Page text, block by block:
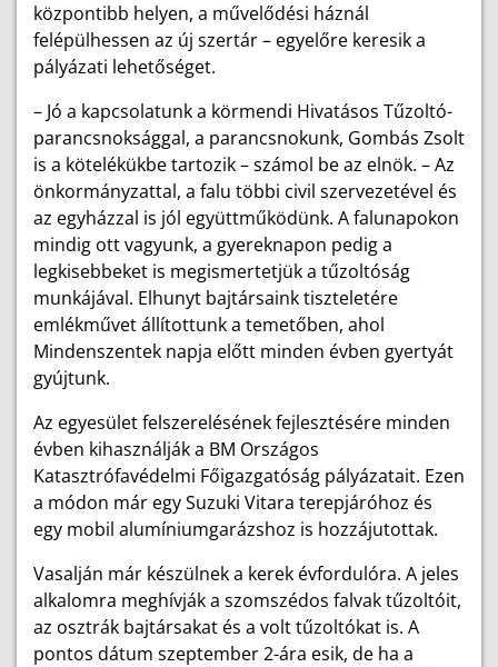
központibb helyen, a művelődési háznál
felépülhessen az új szertár – egyelőre keresik a
pályázati lehetőséget.
– Jó a kapcsolatunk a körmendi Hivatásos Tűzoltó-
parancsnoksággal, a parancsnokunk, Gombás Zsolt
is a kötelékükbe tartozik – számol be az elnök. – Az
önkormányzattal, a falu többi civil szervezetével és
az egyházzal is jól együttműködünk. A falunapokon
mindig ott vagyunk, a gyereknapon pedig a
legkisebbeket is megismertetjük a tűzoltóság
munkájával. Elhunyt bajtársaink tiszteletére
emlékművet állítottunk a temetőben, ahol
Mindenszentek napja előtt minden évben gyertyát
gyújtunk.
Az egyesület felszerelésének fejlesztésére minden
évben kihasználják a BM Országos
Katasztrófavédelmi Főigazgatóság pályázatait. Ezen
a módon már egy Suzuki Vitara terepjáróhoz és
egy mobil alumíniumgarázshoz is hozzájutottak.
Vasalján már készülnek a kerek évfordulóra. A jeles
alkalomra meghívják a szomszédos falvak tűzoltóit,
az osztrák bajtársakat és a volt tűzoltókat is. A
pontos dátum szeptember 2-ára esik, de ha a